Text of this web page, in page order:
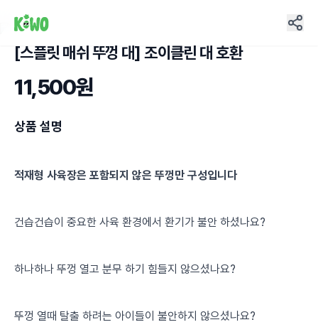
[스플릿 매쉬 뚜껑 대] 조이클린 대 호환
11,500원
상품 설명
적재형 사육장은 포함되지 않은 뚜껑만 구성입니다
건습건습이 중요한 사육 환경에서 환기가 불안 하셨나요?
하나하나 뚜껑 열고 분무 하기 힘들지 않으셨나요?
뚜껑 열때 탈출 하려는 아이들이 불안하지 않으셨나요?